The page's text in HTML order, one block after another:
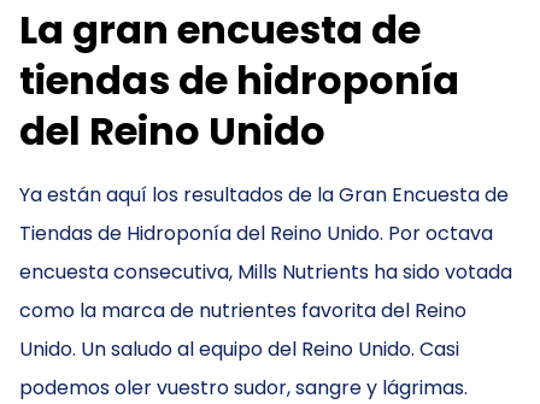
La gran encuesta de
tiendas de hidroponía
del Reino Unido
Ya están aquí los resultados de la Gran Encuesta de
Tiendas de Hidroponía del Reino Unido. Por octava
encuesta consecutiva, Mills Nutrients ha sido votada
como la marca de nutrientes favorita del Reino
Unido. Un saludo al equipo del Reino Unido. Casi
podemos oler vuestro sudor, sangre y lágrimas.